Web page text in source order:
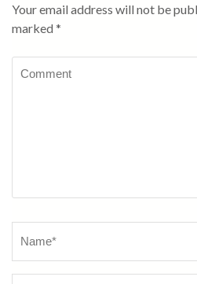
Your email address will not be
marked *